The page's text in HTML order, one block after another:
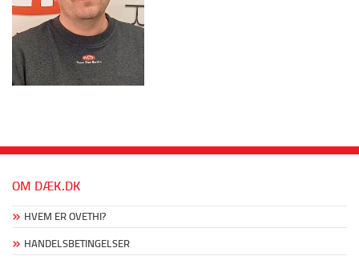
OM DÆK.DK
HVEM ER OVETHI?
HANDELSBETINGELSER